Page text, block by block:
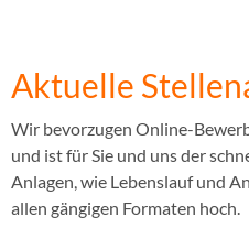
Aktuelle
Wir bevorzugen Online-
und ist für Sie und uns der
Anlagen, wie Lebenslauf und
allen gängigen Formaten hoch.